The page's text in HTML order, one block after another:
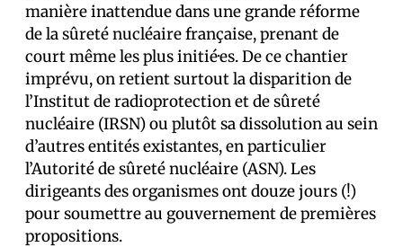
manière inattendue dans une grande réforme
de la sûreté nucléaire française, prenant de
court même les plus initié·es. De ce chantier
imprévu, on retient surtout la disparition de
l’Institut de radioprotection et de sûreté
nucléaire (IRSN) ou plutôt sa dissolution au sein
d’autres entités existantes, en particulier
l’Autorité de sûreté nucléaire (ASN). Les
dirigeants des organismes ont douze jours (!)
pour soumettre au gouvernement de premières
propositions.